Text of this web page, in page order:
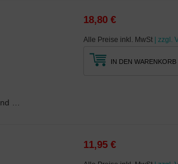
18,80 €
Alle Preise inkl. MwSt | zzgl.
IN DEN WARENKORB
11,95 €